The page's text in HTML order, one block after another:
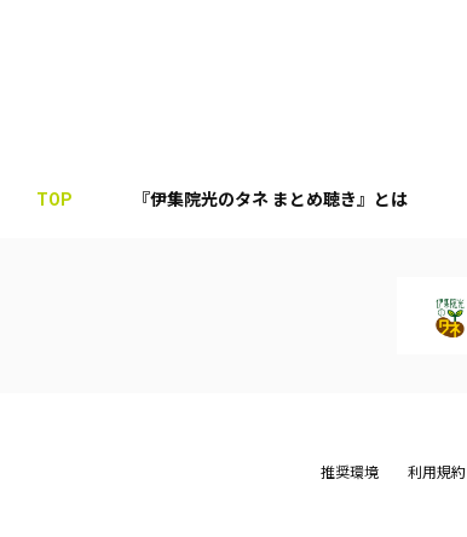
TOP 『伊集院光のタネ まとめ聴き』とは
推奨環境 利用規約